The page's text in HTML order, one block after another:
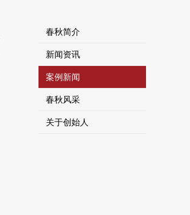
春秋简介
新闻资讯
案例新闻
春秋风采
关于创始人